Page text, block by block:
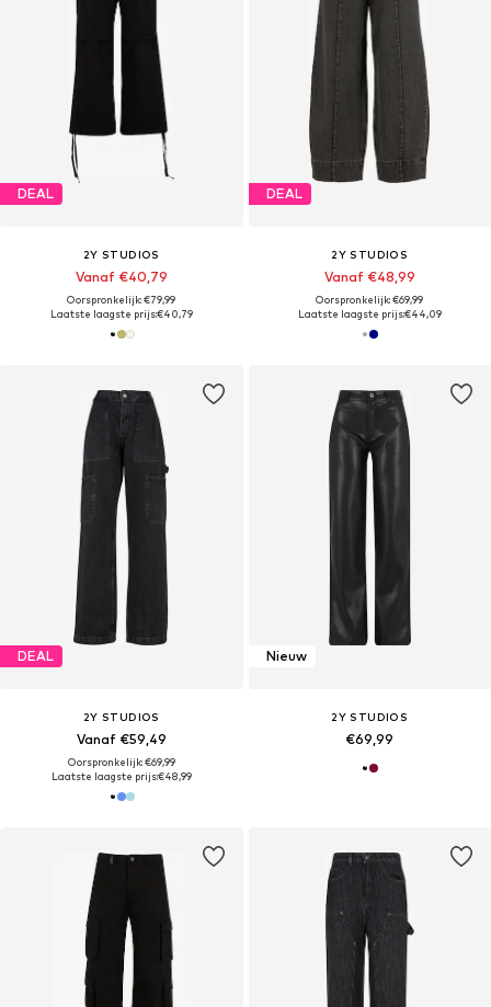
DEAL
2Y STUDIOS
Vanaf €40,79
Oorspronkelijk: €79,99
Laatste laagste prijs:€40,79
DEAL
2Y STUDIOS
Vanaf €48,99
Oorspronkelijk: €69,99
Laatste laagste prijs:€44,09
DEAL
2Y STUDIOS
Vanaf €59,49
Oorspronkelijk: €69,99
Laatste laagste prijs:€48,99
Nieuw
2Y STUDIOS
€69,99